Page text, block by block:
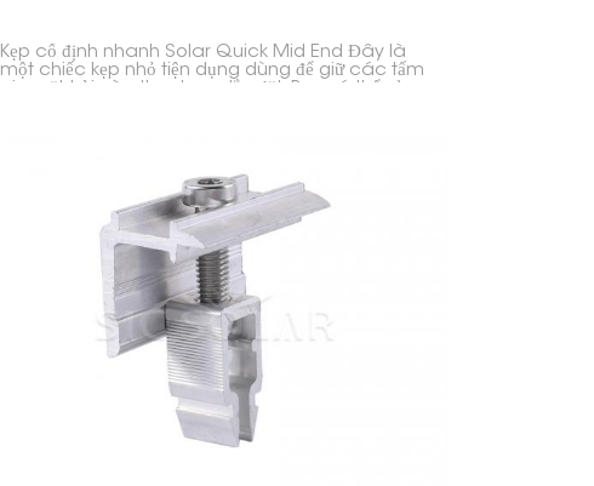
Kẹp cố định nhanh Solar Quick Mid End Đây là
một chiếc kẹp nhỏ tiện dụng dùng để giữ các tấm